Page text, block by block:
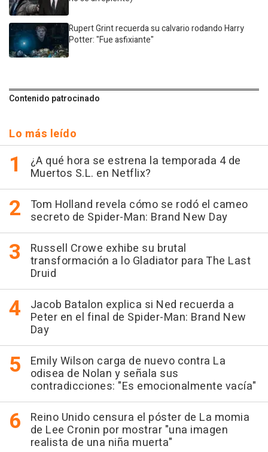
Rupert Grint recuerda su calvario rodando Harry
Potter: "Fue asfixiante"
Contenido patrocinado
Lo más leído
¿A qué hora se estrena la temporada 4 de
Muertos S.L. en Netflix?
Tom Holland revela cómo se rodó el cameo
secreto de Spider-Man: Brand New Day
Russell Crowe exhibe su brutal
transformación a lo Gladiator para The Last
Druid
Jacob Batalon explica si Ned recuerda a
Peter en el final de Spider-Man: Brand New
Day
Emily Wilson carga de nuevo contra La
odisea de Nolan y señala sus
contradicciones: "Es emocionalmente vacía"
Reino Unido censura el póster de La momia
de Lee Cronin por mostrar "una imagen
realista de una niña muerta"